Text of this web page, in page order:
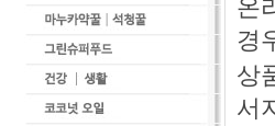
온
경
상
서